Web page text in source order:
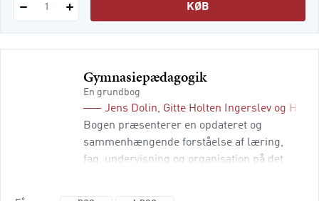
1 KØB
Gymnasiepædagogik
En grundbog
Jens Dolin, Gitte Holten Ingerslev og
Bogen præsenterer en opdateret og
sammenhængende forståelse af læring,
fag, undervisning og organisation på det